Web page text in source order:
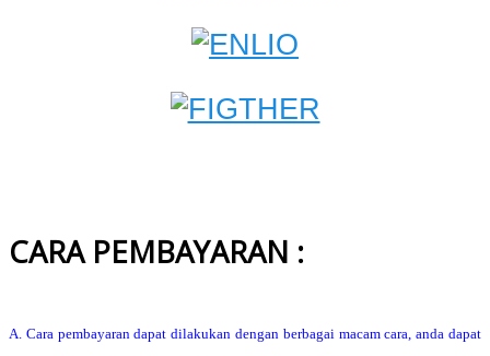
CARA PEMBAYARAN :
A. Cara pembayaran dapat dilakukan dengan berbagai macam cara, anda dapat